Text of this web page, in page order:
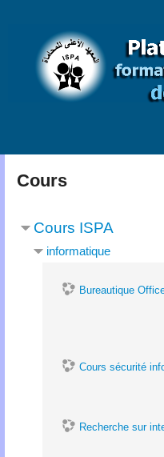
Cours
Cours ISPA
informatique
Bureautique
Cours sécurité
Recherche sur